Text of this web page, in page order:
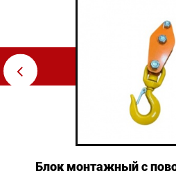
⇦
Блок монтажный с